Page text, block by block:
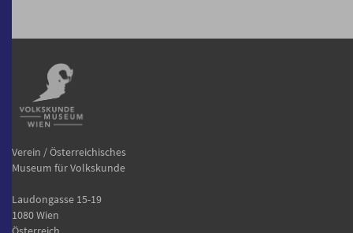
Verein / Österreichisches
Museum für Volkskunde
Laudongasse 15-19
1080 Wien